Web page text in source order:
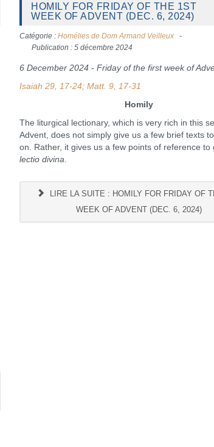
HOMILY FOR FRIDAY OF THE 1ST
WEEK OF ADVENT (DEC. 6, 2024)
Catégorie :Homélies de Dom Armand Veilleux
Publication : 5 décembre 2024
6 December 2024 - Friday of the first week of
Isaiah 29, 17-24; Matt. 9, 17-31
Homily
The liturgical lectionary, which is very rich in this
Advent, does not simply give us a few brief texts
on. Rather, it gives us a few points of reference to
lectio divina.
LIRE LA SUITE : HOMILY FOR FRIDAY OF
WEEK OF ADVENT (DEC. 6, 2024)